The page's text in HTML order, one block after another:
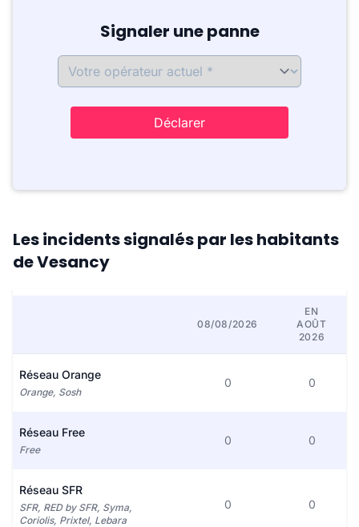
Signaler une panne
Déclarer
Les incidents signalés par les habitants
de Vesancy
08/08/2026
EN
AOÛT
2026
Réseau Orange
Orange, Sosh
0 0
Réseau Free
Free
0 0
Réseau SFR
SFR, RED by SFR, Syma,
Coriolis, Prixtel, Lebara
0 0